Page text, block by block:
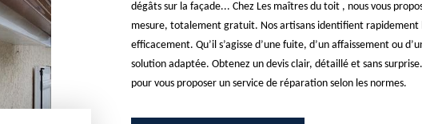
dégâts sur la façade... Chez Les maîtres du toit , nous vous
mesure, totalement gratuit. Nos artisans identifient
efficacement. Qu’il s’agisse d’une fuite, d’un affaissement ou
solution adaptée. Obtenez un devis clair, détaillé et sans
pour vous proposer un service de réparation selon les normes.